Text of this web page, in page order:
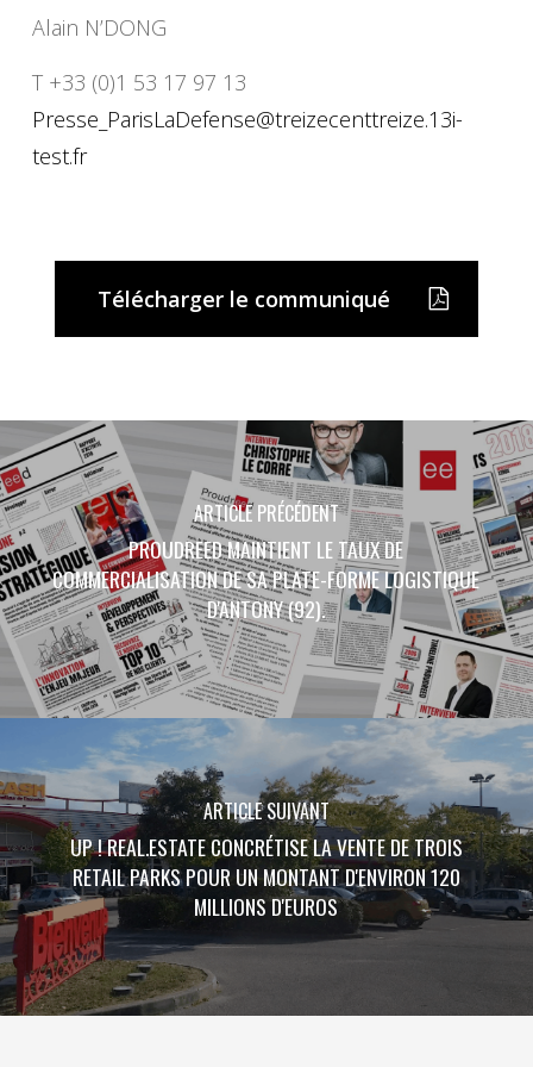
Alain N’DONG
T +33 (0)1 53 17 97 13
Presse_ParisLaDefense@treizecenttreize.13i-
test.fr
Télécharger le communiqué
ARTICLE PRÉCÉDENT
PROUDREED MAINTIENT LE TAUX DE
COMMERCIALISATION DE SA PLATE-FORME LOGISTIQUE
D'ANTONY (92).
ARTICLE SUIVANT
UP ! REAL.ESTATE CONCRÉTISE LA VENTE DE TROIS
RETAIL PARKS POUR UN MONTANT D'ENVIRON 120
MILLIONS D'EUROS